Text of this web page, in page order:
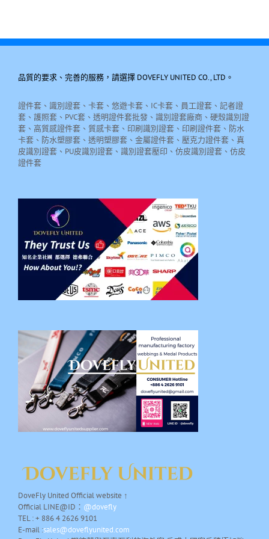
品質的要求、完善的服務，請選擇 DOVEFLY UNITED CO., LTD。
證件套、識別證套、卡套、悠遊卡套、IC卡套、員工證套、記者證
套、護照套、PVC套、透明證件套批發、識別證套廠商、硬殼識別證
套、高質感證件套、質感卡套、印刷識別證套、印刷證件套、防水
卡套、防水塑膠套、透明塑膠套、金屬證件套、壓克力證件套、真
皮識別證套、PU皮識別證套、識別證套壓印、仿皮識別證套、仿皮
證件套
DoveFly United Official website ↑
Official LINE@ID： @dovefly
TEL : + 886 4 2626 9101
E-mail :sales@doveflyunited.com